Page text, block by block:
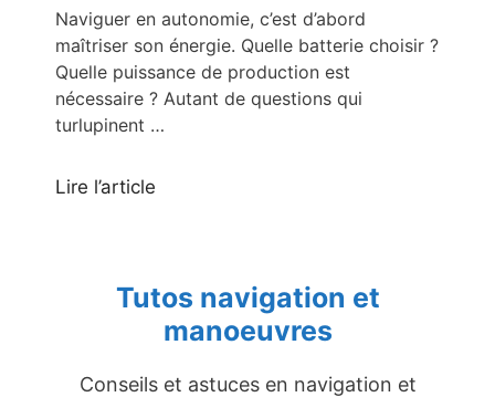
Naviguer en autonomie, c’est d’abord
maîtriser son énergie. Quelle batterie choisir ?
Quelle puissance de production est
nécessaire ? Autant de questions qui
turlupinent …
Lire l’article
Tutos navigation et
manoeuvres
Conseils et astuces en navigation et